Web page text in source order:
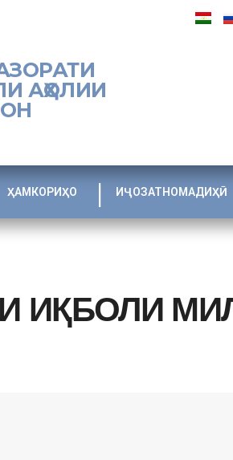
АҲОЛИИ
ҲАМКОРИҲО ИҶОЗАТНОМАДИҲӢ
ИҚБОЛИ